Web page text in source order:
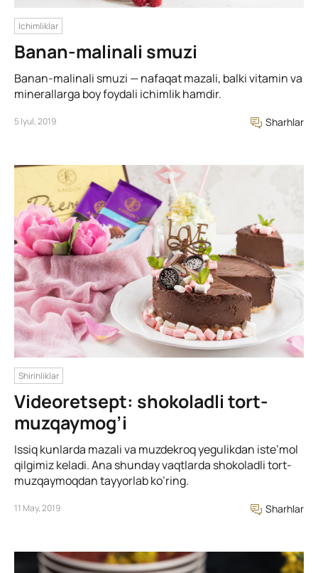
Ichimliklar
Banan-malinali smuzi
Banan-malinali smuzi — nafaqat mazali, balki vitamin va
minerallarga boy foydali ichimlik hamdir.
5 Iyul, 2019 Sharhlar
Shirinliklar
Videoretsept: shokoladli tort-
muzqaymog’i
Issiq kunlarda mazali va muzdekroq yegulikdan iste’mol
qilgimiz keladi. Ana shunday vaqtlarda shokoladli tort-
muzqaymoqdan tayyorlab ko’ring.
11 May, 2019 Sharhlar